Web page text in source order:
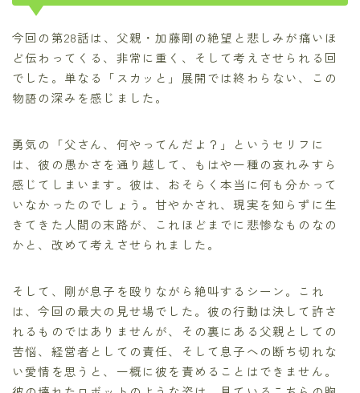
今回の第28話は、父親・加藤剛の絶望と悲しみが痛いほ
ど伝わってくる、非常に重く、そして考えさせられる回
でした。単なる「スカッと」展開では終わらない、この
物語の深みを感じました。
勇気の「父さん、何やってんだよ？」というセリフに
は、彼の愚かさを通り越して、もはや一種の哀れみすら
感じてしまいます。彼は、おそらく本当に何も分かって
いなかったのでしょう。甘やかされ、現実を知らずに生
きてきた人間の末路が、これほどまでに悲惨なものなの
かと、改めて考えさせられました。
そして、剛が息子を殴りながら絶叫するシーン。これ
は、今回の最大の見せ場でした。彼の行動は決して許さ
れるものではありませんが、その裏にある父親としての
苦悩、経営者としての責任、そして息子への断ち切れな
い愛情を思うと、一概に彼を責めることはできません。